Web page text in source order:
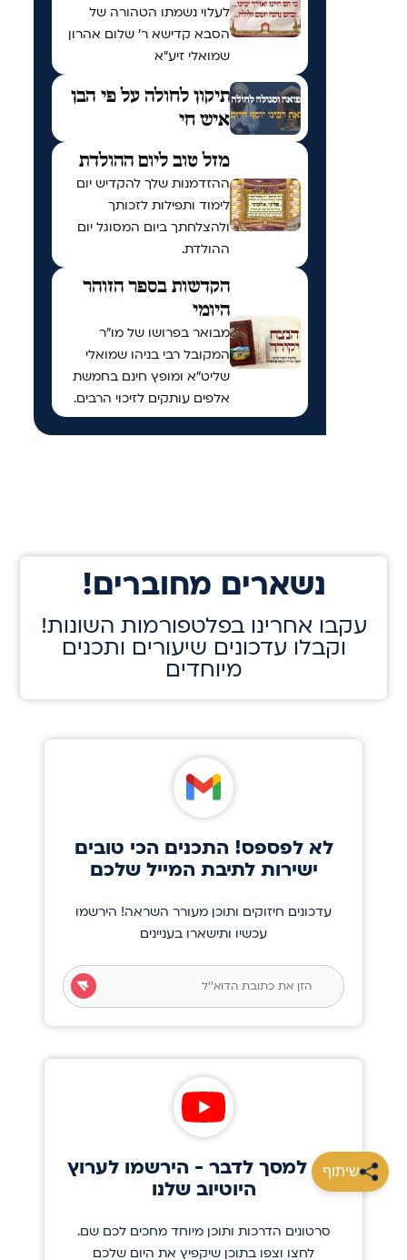
שיתוף
לעלוי נשמתו הטהורה של
הסבא קדישא ר' שלום אהרון
שמואלי זיע"א
תיקון לחולה על פי הבן
איש חי
מזל טוב ליום ההולדת
ההזדמנות שלך להקדיש יום
לימוד ותפילות לזכותך
ולהצלחתך ביום המסוגל יום
ההולדת.
הקדשות בספר הזוהר
היומי
מבואר בפרושו של מו"ר
המקובל רבי בניהו שמואלי
שליט"א ומופץ חינם בחמשת
אלפים עותקים לזיכוי הרבים.
!נשארים מחוברים
!עקבו אחרינו בפלטפורמות השונות
וקבלו עדכונים שיעורים ותכנים
מיוחדים
לא לפספס! התכנים הכי טובים
ישירות לתיבת המייל שלכם
עדכונים חיזוקים ותוכן מעורר השראה! הירשמו
עכשיו ותישארו בעניינים
תנו למסך לדבר - הירשמו לערוץ
היוטיוב שלנו
סרטונים הדרכות ותוכן מיוחד מחכים לכם שם.
לחצו וצפו בתוכן שיקפיץ את היום שלכם